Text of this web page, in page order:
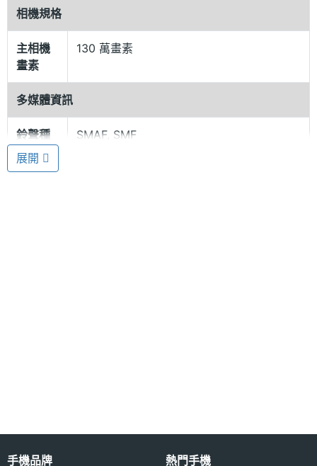
相機規格
主相機
畫素
130 萬畫素
多媒體資訊
鈴聲種
類
SMAF, SMF
展開
手機品牌 熱門手機